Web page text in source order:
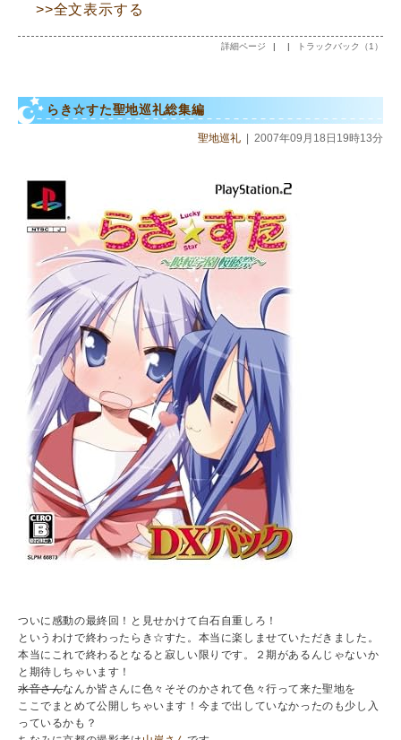
>>全文表示する
詳細ページ | | トラックバック（1）
らき☆すた聖地巡礼総集編
聖地巡礼 | 2007年09月18日19時13分
ついに感動の最終回！と見せかけて白石自重しろ！
というわけで終わったらき☆すた。本当に楽しませていただきました。
本当にこれで終わるとなると寂しい限りです。２期があるんじゃないか
と期待しちゃいます！
水音さんなんか皆さんに色々そそのかされて色々行って来た聖地を
ここでまとめて公開しちゃいます！今まで出していなかったのも少し入
っているかも？